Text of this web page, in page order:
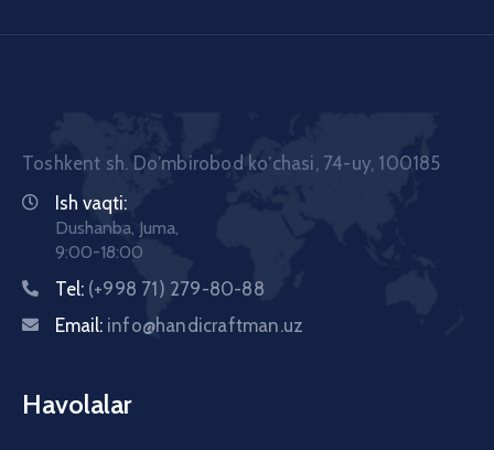
Toshkent sh. Doʼmbirobod koʼchasi, 74-uy, 100185
Ish vaqti:
Dushanba, Juma,
9:00-18:00
Tel: (+998 71) 279-80-88
Email: info@handicraftman.uz
Havolalar